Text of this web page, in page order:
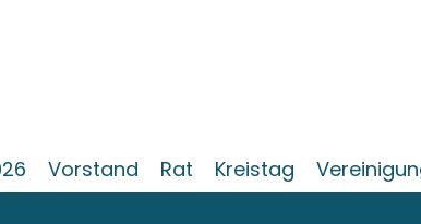
Vorstand Rat Kreistag